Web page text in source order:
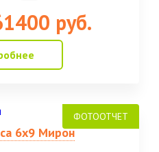
руб.
6х9 Мирон